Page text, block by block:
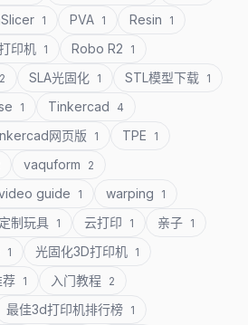
1 PVA 1 Resin 1
印机 1 Robo R2 1
2 SLA光固化 1 STL模型下载 1
1 Tinkercad 4
网页版 1 TPE 1
vaquform 2
guide 1 warping 1
制玩具 1 云打印 1 亲子 1
1 光固化3D打印机 1
荐 1 入门教程 2
最佳3d打印机排行榜 1